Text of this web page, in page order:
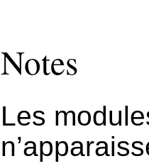
Notes
Les